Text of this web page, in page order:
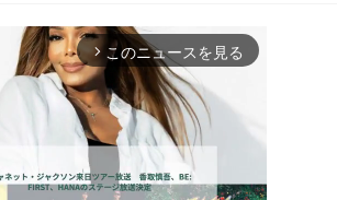
arrow_forward_ios このニュースを見る